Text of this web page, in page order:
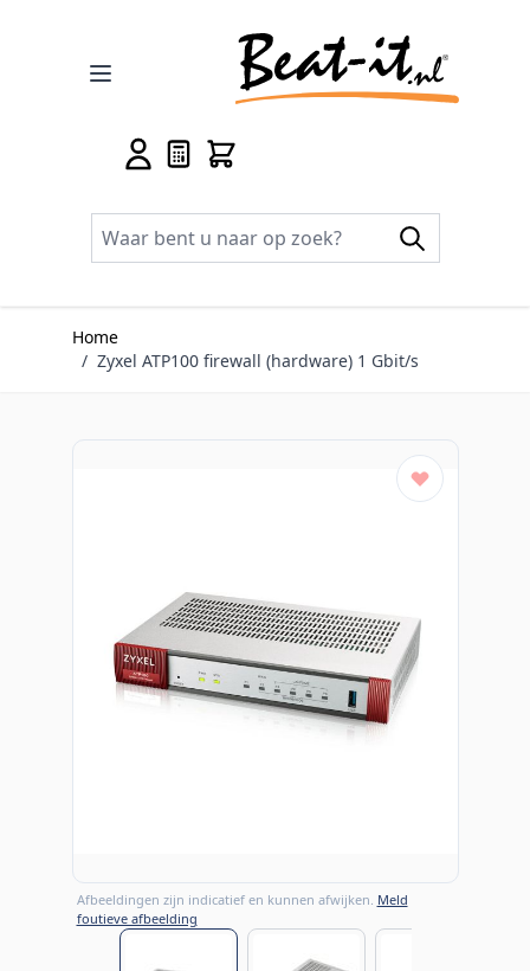
Home
/ Zyxel ATP100 firewall (hardware) 1 Gbit/s
Afbeeldingen zijn indicatief en kunnen afwijken. Meld
foutieve afbeelding